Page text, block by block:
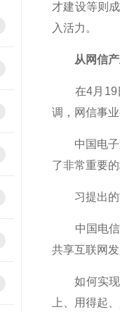
才建设等则
入活力。
从网信产
在4月19日
调，网信事
中国电子董
了非常重要
习提出的“
中国电信集
共享互联网
如何实现习
上、用得起